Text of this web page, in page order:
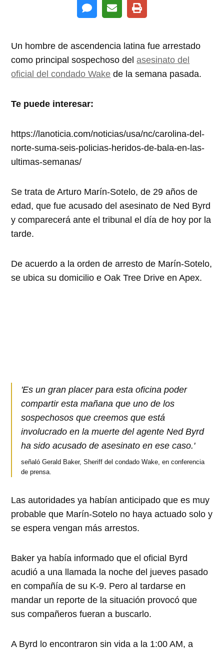
Un hombre de ascendencia latina fue arrestado
como principal sospechoso delasesinato del
oficial del condado Wake de la semana pasada.
Te puede interesar:
https://lanoticia.com/noticias/usa/nc/carolina-del-
norte-suma-seis-policias-heridos-de-bala-en-las-
ultimas-semanas/
Se trata de Arturo Marín-Sotelo, de 29 años de
edad, que fue acusado del asesinato de Ned Byrd
y comparecerá ante el tribunal el día de hoy por la
tarde.
De acuerdo a la orden de arresto de Marín-Sotelo,
se ubica su domicilio e Oak Tree Drive en Apex.
'Es un gran placer para esta oficina poder
compartir esta mañana que uno de los
sospechosos que creemos que está
involucrado en la muerte del agente Ned Byrd
ha sido acusado de asesinato en ese caso.'
señaló Gerald Baker, Sheriff del condado Wake, en conferencia
de prensa.
Las autoridades ya habían anticipado que es muy
probable que Marín-Sotelo no haya actuado solo y
se espera vengan más arrestos.
Baker ya había informado que el oficial Byrd
acudió a una llamada la noche del jueves pasado
en compañía de su K-9. Pero al tardarse en
mandar un reporte de la situación provocó que
sus compañeros fueran a buscarlo.
A Byrd lo encontraron sin vida a la 1:00 AM, a